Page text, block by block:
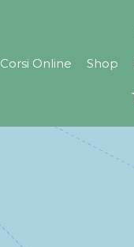
Corsi Online Shop